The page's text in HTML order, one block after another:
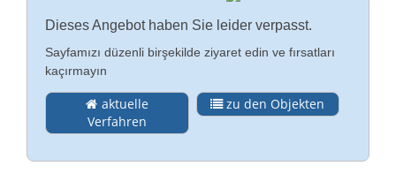
İlişki
Künye (DE)
Almanca
English
Dieses Angebot haben Sie leider verpasst.
Sayfamızı düzenli birşekilde ziyaret edin ve fırsatları
kaçırmayın
aktuelle
Verfahren
zu den Objekten